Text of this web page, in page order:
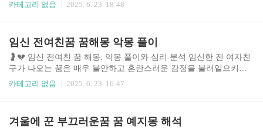
해몽 자료와 전문..
을 구분하는 기준, 그리고 꿈 해몽을 통해 얻을 수 있는 통찰력을 제
시합니다. 최근 스트레스 증가와 사회적 경쟁 심화로 인해 꿈에 대한
관심이 높아지고 있으며, 특히 시험과 같은 중요한 시기에 꾸는 꿈은
더욱 주목받고 있습니다. 이 분석은 심리학적 관점과 꿈 해몽의 다양
한 접근법을 바탕으로 이..
카테고리 없음 2025. 6. 23. 18:48
임신 전여친꿈 꿈해몽 악몽 풀이
🤰💔 임신 전여친 꿈 해몽: 악몽 풀이와 심리 분석 임신한 전 여자친
구가 나오는 꿈은 매우 불안하고 혼란스러운 감정을 불러일으키는
흔한 악몽 유형입니다. 이 꿈은 단순히 잠재의식의 산물일 수도 있지
체적인 내용(꿈 속 상황, 감정, 등장인물)에 따라 해석이 달라질 수
카테고리 없음 2025. 6. 23. 16:47
겨울에 꾼 부끄러운꿈 꿈 예지몽 해석